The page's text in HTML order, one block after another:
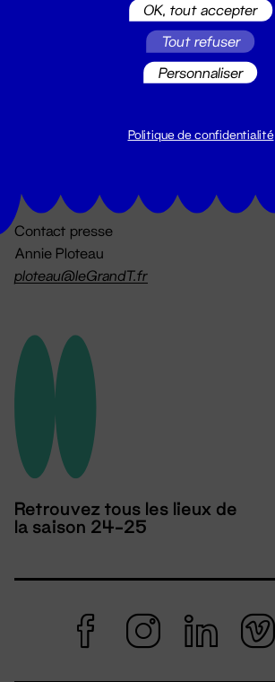
billetterie@leGrandT.fr
Du lundi au vendredi 14h → 18h
Contact presse
Annie Ploteau
ploteau@leGrandT.fr
Retrouvez tous les lieux de
la saison 24-25
OK, tout accepter
Tout refuser
Personnaliser
Politique de confidentialité